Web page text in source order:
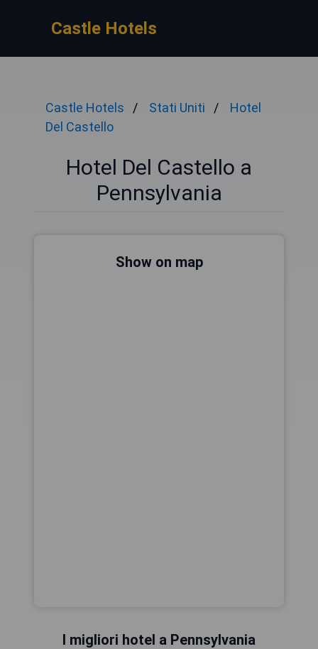
Castle Hotels
Castle Hotels Stati Uniti
Hotel
Del Castello
Hotel Del Castello a
Pennsylvania
Show on map
I migliori hotel a Pennsylvania